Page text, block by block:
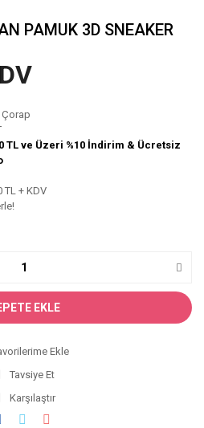
PAMUK 3D SNEAKER
TL ve Üzeri %10 İndirim & Ücretsiz
TL + KDV
EKLE
Tavsiye Et
Karşılaştır